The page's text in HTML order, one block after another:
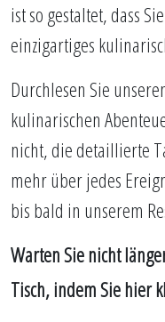
ist so gestaltet, dass
einzigartiges
Durchlesen Sie
kulinarischen
nicht, die detaillierte
mehr über jedes
bis bald in unserem
Warten Sie nicht
Tisch, indem Sie hier